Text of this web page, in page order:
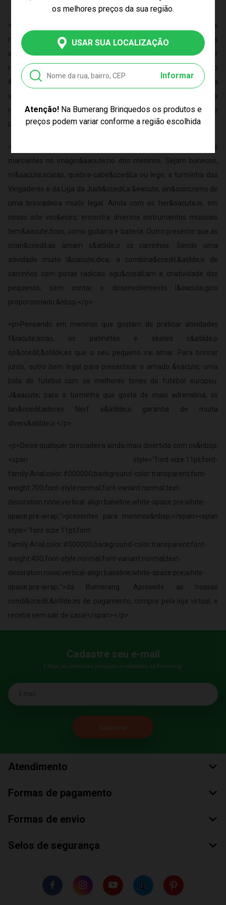
os melhores preços da sua região.
USAR SUA LOCALIZAÇÃO
Informar
Atenção!Na Bumerang Brinquedos os produtos e
preços podem variar conforme a região escolhida
<p>A inf&acirc;ncia dos meninos &eacute; um dos momentos
mais importantes da vida. Durante essa fase, as crian&ccedil;as
aprendem valores e desenvolvem suas habilidades, e para auxiliar
nesse aprendizado, os brinquedos infantis s&atilde;o
&oacute;timos companheiros. Por isso, a Bumerang separou para
voc&ecirc; uma se&ccedil;&atilde;o completa com presente para
meninos, para voc&ecirc; garantir os melhores momentos de
lazer para eles.</p>
<p>Desde pequenos, os her&oacute;is s&atilde;o figuras
marcantes no imagin&aacute;rio dos meninos. Sejam bonecos,
m&aacute;scaras, quebra-cabe&ccedil;a ou lego, a turminha dos
Vingadores e da Liga da Justi&ccedil;a &eacute; sin&ocirc;nimo de
uma brincadeira muito legal. Ainda com os her&oacute;is, em
nosso site voc&ecirc; encontra diversos instrumentos musicais
tem&aacute;ticos, como guitarra e bateria. Outro presente que as
crian&ccedil;as amam s&atilde;o os carrinhos. Sendo uma
atividade muito l&uacute;dica, a combina&ccedil;&atilde;o de
carrinhos com pistas radicais agu&ccedil;am a criatividade dos
pequenos, sem contar o desenvolvimento l&oacute;gico
proporcionado.&nbsp;</p>
<p>Pensando em meninos que gostam de praticar atividades
f&iacute;sicas, os patinetes e skates s&atilde;o
op&ccedil;&otilde;es que o seu pequeno vai amar. Para brincar
junto, outro item legal para presentear o amado &eacute; uma
bola de futebol com os melhores times do futebol europeu.
J&aacute; para a turminha que gosta de mais adrenalina, os
lan&ccedil;adores Nerf s&atilde;o garantia de muita
divers&atilde;o.</p>
<p>Deixe qualquer brincadeira ainda mais divertida com os&nbsp;
<span style="font-size:11pt;font-
family:Arial;color:#000000;background-color:transparent;font-
weight:700;font-style:normal;font-variant:normal;text-
decoration:none;vertical-align:baseline;white-space:pre;white-
space:pre-wrap;">presentes para meninos&nbsp;</span><span
style="font-size:11pt;font-
family:Arial;color:#000000;background-color:transparent;font-
weight:400;font-style:normal;font-variant:normal;text-
decoration:none;vertical-align:baseline;white-space:pre;white-
space:pre-wrap;">da Bumerang. Aproveite as nossas
condi&ccedil;&otilde;es de pagamento, compre pela loja virtual, e
receba sem sair de casa!</span></p>
Cadastre seu e-mail
E fique por dentro das promoções e novidades da Bumerang!
E-mail
Atendimento
Formas de pagamento
Formas de envio
Selos de segurança